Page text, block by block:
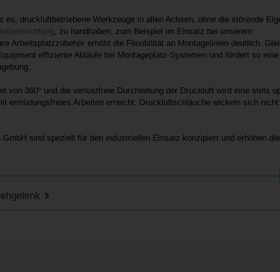
es, druckluftbetriebene Werkzeuge in allen Achsen, ohne die störende
, zu handhaben, zum Beispiel im Einsatz bei unserem
Arbeitsplatzzubehör erhöht die Flexibilität an Montagelinien deutlich.
effiziente Abläufe bei Montageplatz-Systemen und fördert so eine
von 360° und die verlustfreie Durchleitung der Druckluft wird eine stets
ermüdungsfreies Arbeiten erreicht. Druckluftschläuche wickeln sich
sind speziell für den industriellen Einsatz konzipiert und erhöhen